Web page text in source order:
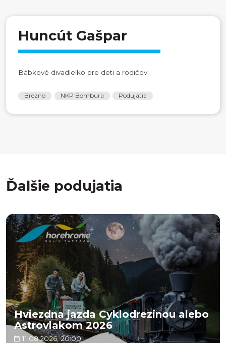
Huncút Gašpar
Bábkové divadielko pre deti a rodičov
Brezno NKP Bombura Podujatia
Ďalšie podujatia
Hviezdna jazda Cyklodrezinou alebo
Astrovlakom 2026
11.08.2026, 20:00